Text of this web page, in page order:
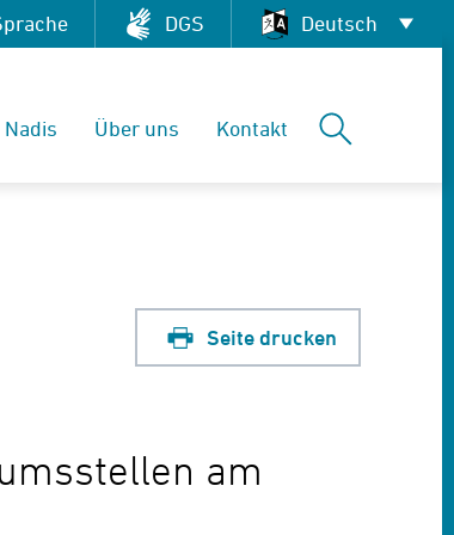
DGS Deutsch
العربية
Pусский
Tiếng Việt
فارسی
Über uns Kontakt
Seite drucken
am